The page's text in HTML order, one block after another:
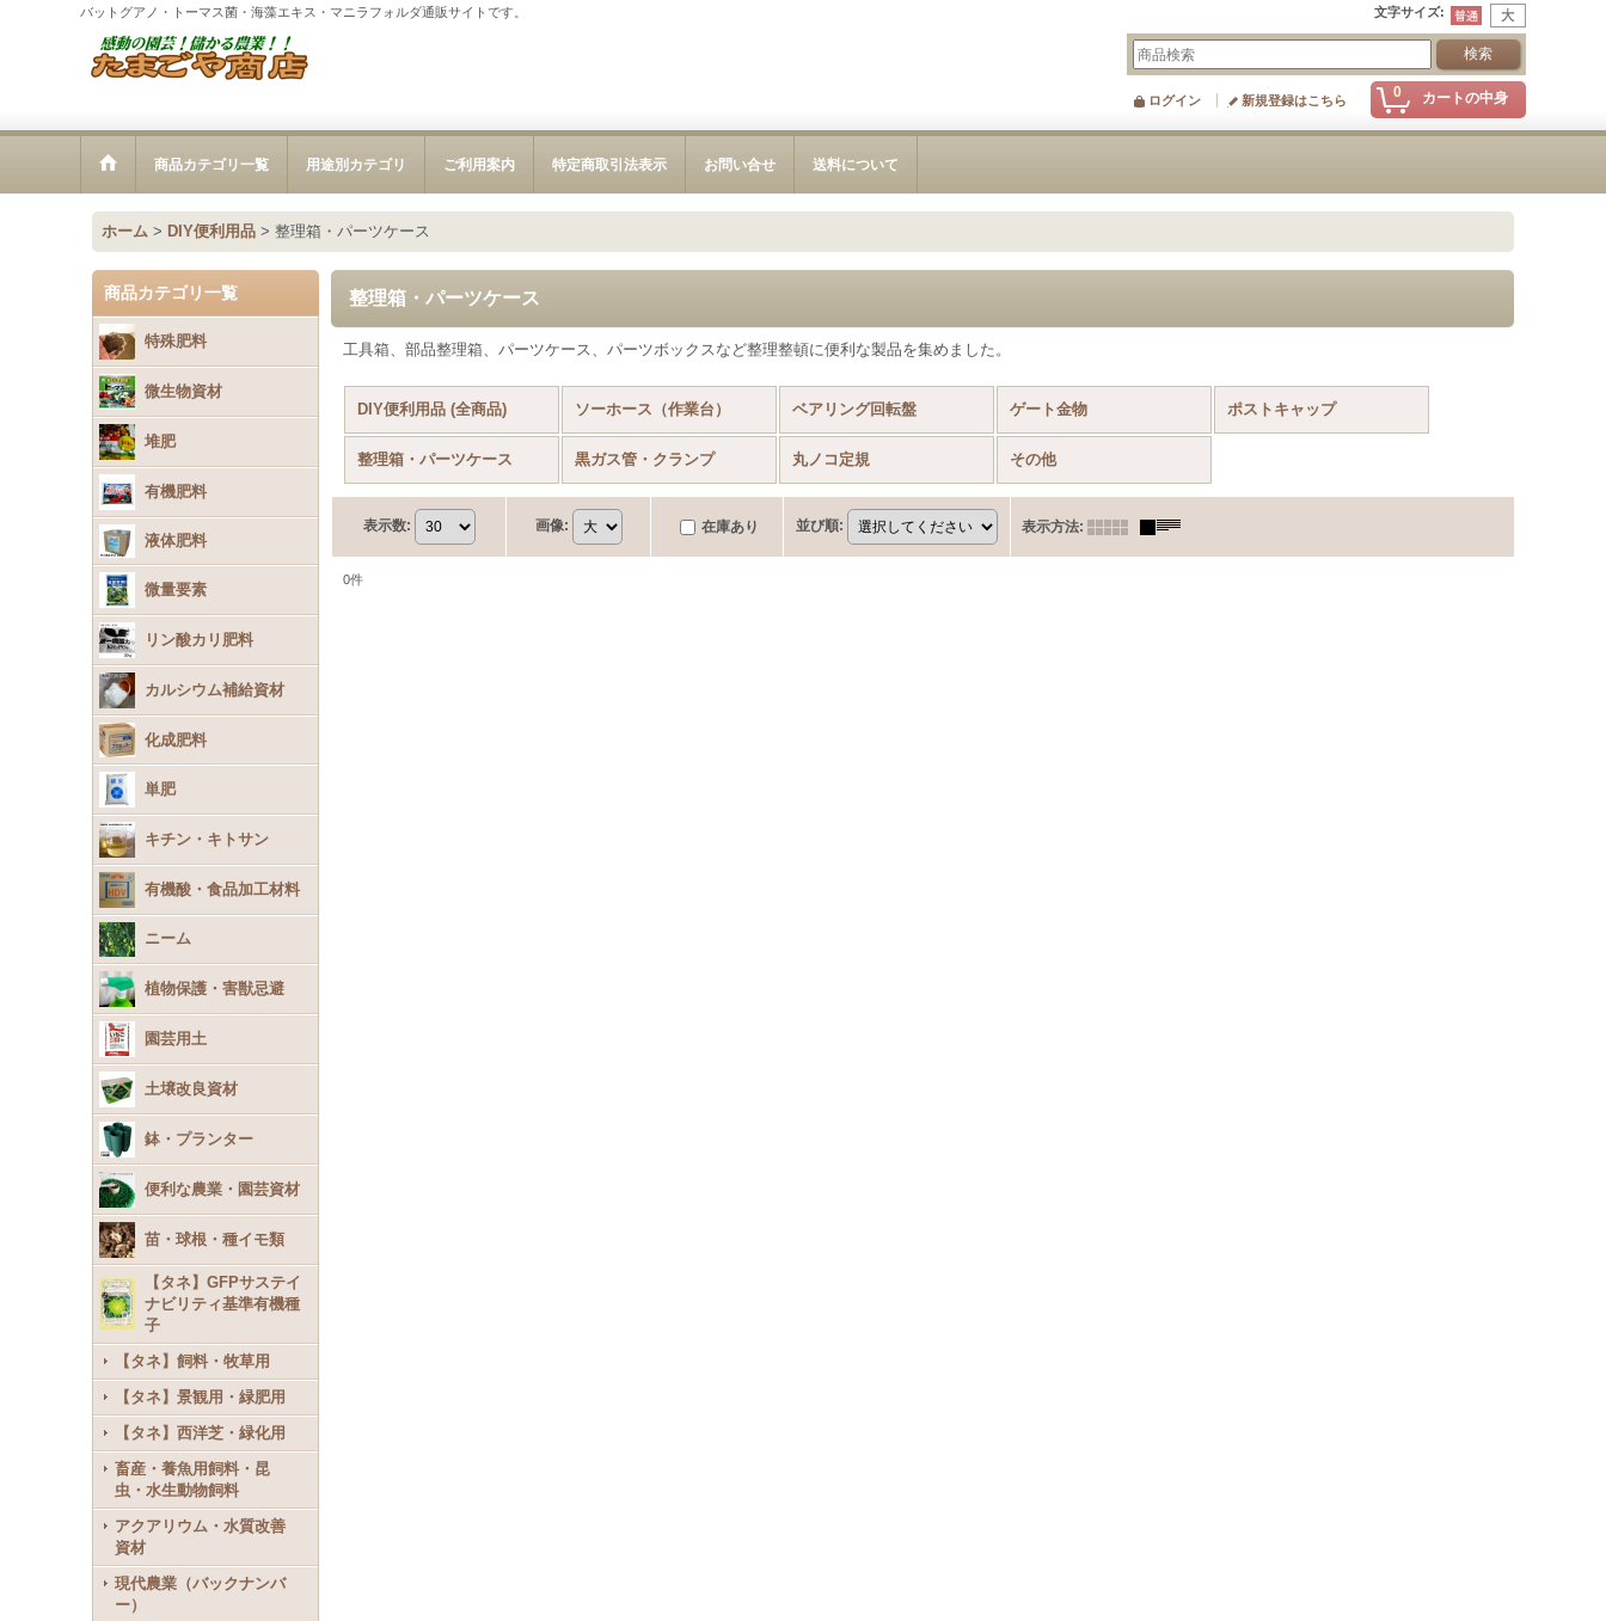
バットグアノ・トーマス菌・海藻エキス・マニラフォルダ通販サイトです。 文字サイズ:
0 カートの中身
ログイン 新規登録はこちら
商品カテゴリ一覧 用途別カテゴリ ご利用案内 特定商取引法表示 お問い合せ 送料について
ホーム > DIY便利用品 > 整理箱・パーツケース
商品カテゴリ一覧
特殊肥料
微生物資材
堆肥
有機肥料
液体肥料
微量要素
リン酸カリ肥料
カルシウム補給資材
化成肥料
単肥
キチン・キトサン
有機酸・食品加工材料
ニーム
植物保護・害獣忌避
園芸用土
土壌改良資材
鉢・プランター
便利な農業・園芸資材
苗・球根・種イモ類
【タネ】GFPサステイ
ナビリティ基準有機種
子
【タネ】飼料・牧草用
【タネ】景観用・緑肥用
【タネ】西洋芝・緑化用
畜産・養魚用飼料・昆
虫・水生動物飼料
アクアリウム・水質改善
資材
現代農業（バックナンバ
ー）
整理箱・パーツケース
工具箱、部品整理箱、パーツケース、パーツボックスなど整理整頓に便利な製品を集めました。
DIY便利用品 (全商品) ソーホース（作業台） ベアリング回転盤 ゲート金物 ポストキャップ
整理箱・パーツケース 黒ガス管・クランプ 丸ノコ定規 その他
表示数: 画像: 在庫あり 並び順: 表示方法:
0件